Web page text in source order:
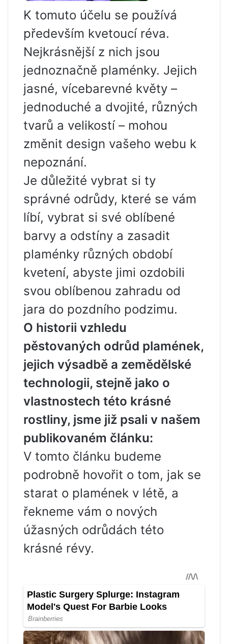
K tomuto účelu se používá
především kvetoucí réva.
Nejkrásnější z nich jsou
jednoznačně plaménky. Jejich
jasné, vícebarevné květy –
jednoduché a dvojité, různých
tvarů a velikostí – mohou
změnit design vašeho webu k
nepoznání.
Je důležité vybrat si ty
správné odrůdy, které se vám
líbí, vybrat si své oblíbené
barvy a odstíny a zasadit
plaménky různých období
kvetení, abyste jimi ozdobili
svou oblíbenou zahradu od
jara do pozdního podzimu.
O historii vzhledu
pěstovaných odrůd plamének,
jejich výsadbě a zemědělské
technologii, stejně jako o
vlastnostech této krásné
rostliny, jsme již psali v našem
publikovaném článku:
V tomto článku budeme
podrobně hovořit o tom, jak se
starat o plamének v létě, a
řekneme vám o nových
úžasných odrůdách této
krásné révy.